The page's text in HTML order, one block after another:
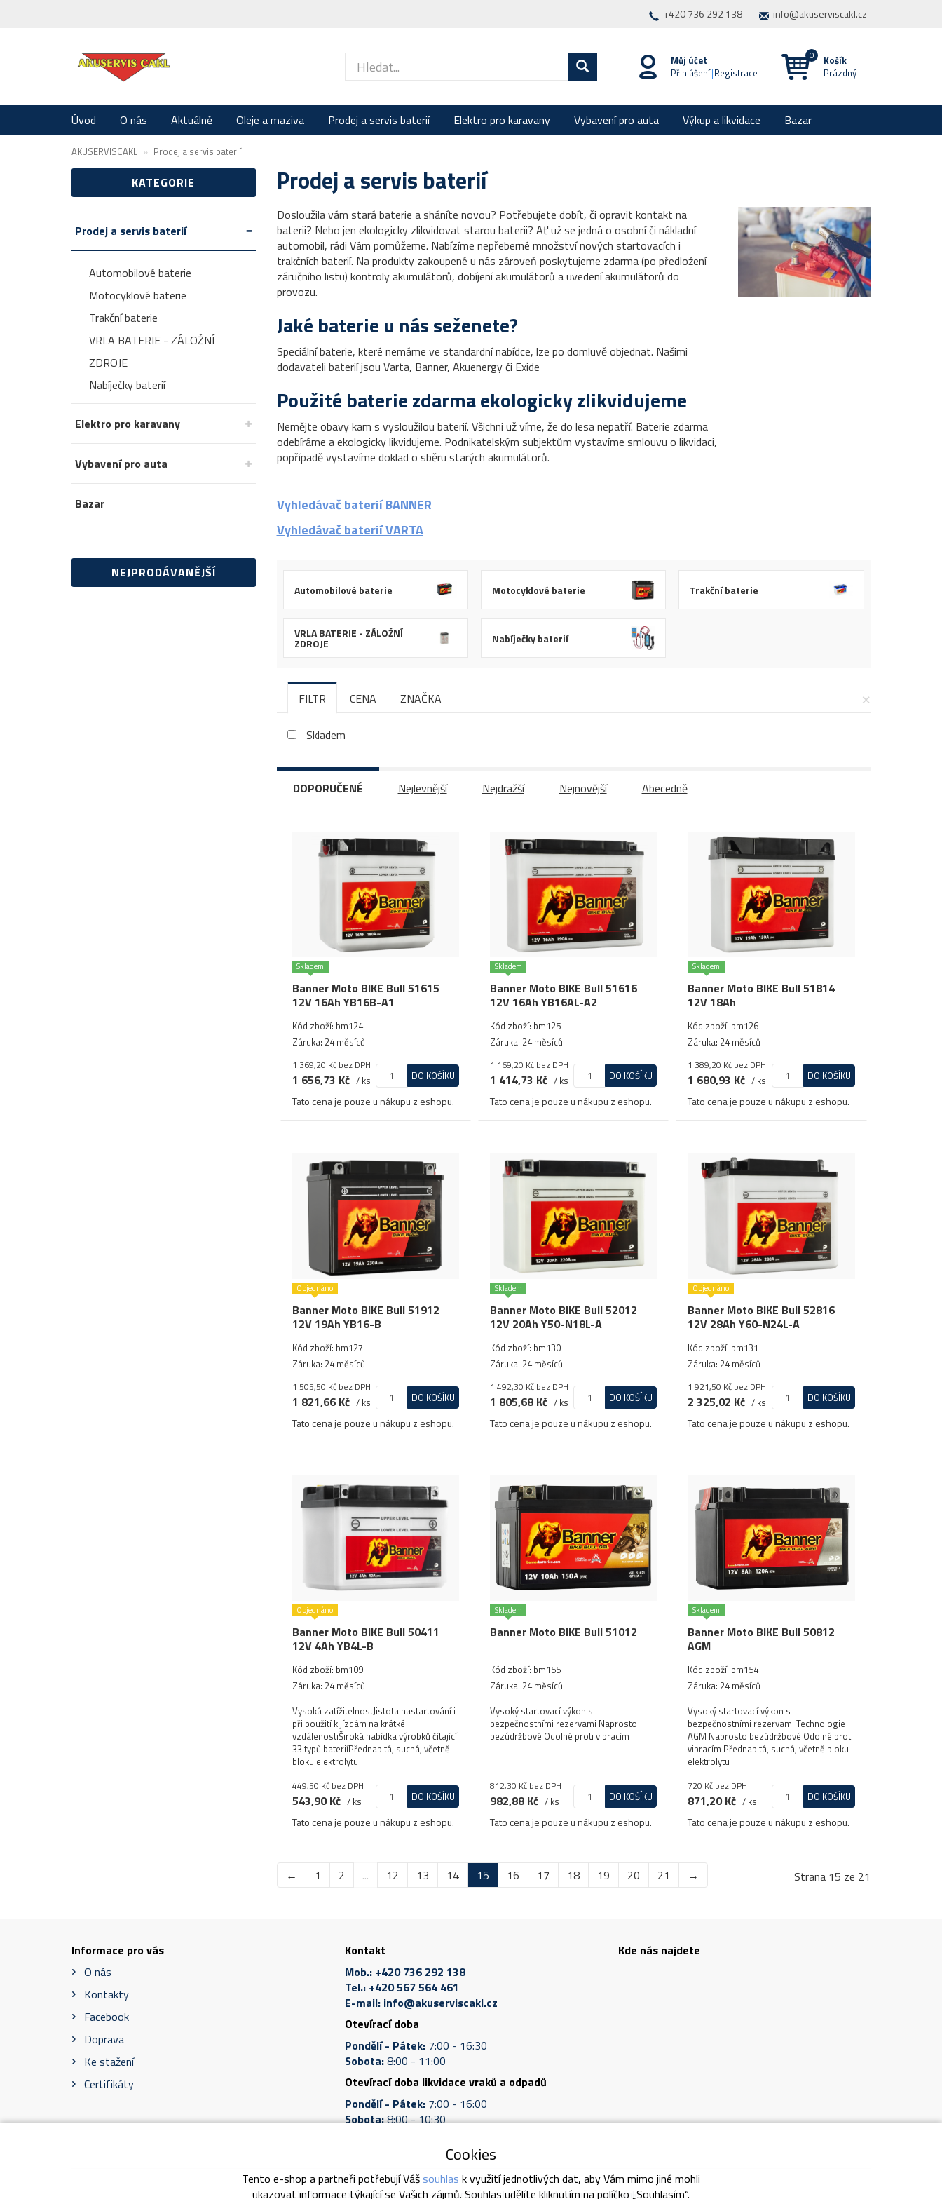
+420 736 292 138 info@akuserviscakl.cz
Můj účet
Přihlášení|Registrace
Košík
Prázdný
Úvod O nás Aktuálně Oleje a maziva Prodej a servis baterií Elektro pro karavany Vybavení pro auta Výkup a likvidace Bazar
AKUSERVISCAKL Prodej a servis baterií
KATEGORIE
Prodej a servis baterií
Automobilové baterie
Motocyklové baterie
Trakční baterie
VRLA BATERIE - ZÁLOŽNÍ
ZDROJE
Nabíječky baterií
Elektro pro karavany
Vybavení pro auta
Bazar
NEJPRODÁVANĚJŠÍ
Prodej a servis baterií
Dosloužila vám stará baterie a sháníte novou? Potřebujete dobít, či opravit kontakt na
baterii? Nebo jen ekologicky zlikvidovat starou baterii? Ať už se jedná o osobní či nákladní
automobil, rádi Vám pomůžeme. Nabízíme nepřeberné množství nových startovacích i
trakčních baterií. Na produkty zakoupené u nás zároveň poskytujeme zdarma (po předložení
záručního listu) kontroly akumulátorů, dobíjení akumulátorů a uvedení akumulátorů do
provozu.
Jaké baterie u nás seženete?
Speciální baterie, které nemáme ve standardní nabídce, lze po domluvě objednat. Našimi
dodavateli baterií jsou Varta, Banner, Akuenergy či Exide
Použité baterie zdarma ekologicky zlikvidujeme
Nemějte obavy kam s vysloužilou baterií. Všichni už víme, že do lesa nepatří. Baterie zdarma
odebíráme a ekologicky likvidujeme. Podnikatelským subjektům vystavíme smlouvu o likvidaci,
popřípadě vystavíme doklad o sběru starých akumulátorů.
Vyhledávač baterií BANNER
Vyhledávač baterií VARTA
Automobilové baterie Motocyklové baterie Trakční baterie
VRLA BATERIE - ZÁLOŽNÍ
ZDROJE Nabíječky baterií
×
FILTR CENA ZNAČKA
Skladem
DOPORUČENÉ Nejlevnější Nejdražší Nejnovější Abecedně
Skladem
Banner Moto BIKE Bull 51615
12V 16Ah YB16B-A1
Kód zboží: bm124
Záruka: 24 měsíců
1 369,20 Kč bez DPH
1 656,73 Kč / ks DO KOŠÍKU
Tato cena je pouze u nákupu z eshopu.
Skladem
Banner Moto BIKE Bull 51616
12V 16Ah YB16AL-A2
Kód zboží: bm125
Záruka: 24 měsíců
1 169,20 Kč bez DPH
1 414,73 Kč / ks DO KOŠÍKU
Tato cena je pouze u nákupu z eshopu.
Skladem
Banner Moto BIKE Bull 51814
12V 18Ah
Kód zboží: bm126
Záruka: 24 měsíců
1 389,20 Kč bez DPH
1 680,93 Kč / ks DO KOŠÍKU
Tato cena je pouze u nákupu z eshopu.
Objednáno
Banner Moto BIKE Bull 51912
12V 19Ah YB16-B
Kód zboží: bm127
Záruka: 24 měsíců
1 505,50 Kč bez DPH
1 821,66 Kč / ks DO KOŠÍKU
Tato cena je pouze u nákupu z eshopu.
Skladem
Banner Moto BIKE Bull 52012
12V 20Ah Y50-N18L-A
Kód zboží: bm130
Záruka: 24 měsíců
1 492,30 Kč bez DPH
1 805,68 Kč / ks DO KOŠÍKU
Tato cena je pouze u nákupu z eshopu.
Objednáno
Banner Moto BIKE Bull 52816
12V 28Ah Y60-N24L-A
Kód zboží: bm131
Záruka: 24 měsíců
1 921,50 Kč bez DPH
2 325,02 Kč / ks DO KOŠÍKU
Tato cena je pouze u nákupu z eshopu.
Objednáno
Banner Moto BIKE Bull 50411
12V 4Ah YB4L-B
Kód zboží: bm109
Záruka: 24 měsíců
Vysoká zatížitelnostJistota nastartování i
při použití k jízdám na krátké
vzdálenostiŠiroká nabídka výrobků čítající
33 typů bateriíPřednabitá, suchá, včetně
bloku elektrolytu
449,50 Kč bez DPH
543,90 Kč / ks DO KOŠÍKU
Tato cena je pouze u nákupu z eshopu.
Skladem
Banner Moto BIKE Bull 51012
Kód zboží: bm155
Záruka: 24 měsíců
Vysoký startovací výkon s
bezpečnostními rezervami Naprosto
bezúdržbové Odolné proti vibracím
812,30 Kč bez DPH
982,88 Kč / ks DO KOŠÍKU
Tato cena je pouze u nákupu z eshopu.
Skladem
Banner Moto BIKE Bull 50812
AGM
Kód zboží: bm154
Záruka: 24 měsíců
Vysoký startovací výkon s
bezpečnostními rezervami Technologie
AGM Naprosto bezúdržbové Odolné proti
vibracím Přednabitá, suchá, včetně bloku
elektrolytu
720 Kč bez DPH
871,20 Kč / ks DO KOŠÍKU
Tato cena je pouze u nákupu z eshopu.
← 1 2 ... 12 13 14 15 16 17 18 19 20 21 → Strana 15 ze 21
Informace pro vás
O nás
Kontakty
Facebook
Doprava
Ke stažení
Certifikáty
Kontakt
Mob.: +420 736 292 138
Tel.: +420 567 564 461
E-mail: info@akuserviscakl.cz
Otevírací doba
Pondělí - Pátek: 7:00 - 16:30
Sobota:8:00 - 11:00
Otevírací doba likvidace vraků a odpadů
Pondělí - Pátek: 7:00 - 16:00
Sobota:8:00 - 10:30
Kde nás najdete
Obchodní podmínky Ochrana osobních údajů Reklamační podmínky
Cookies
Tento e-shop a partneři potřebují Váš souhlas k využití jednotlivých dat, aby Vám mimo jiné mohli
ukazovat informace týkající se Vašich zájmů. Souhlas udělíte kliknutím na políčko „Souhlasím“.